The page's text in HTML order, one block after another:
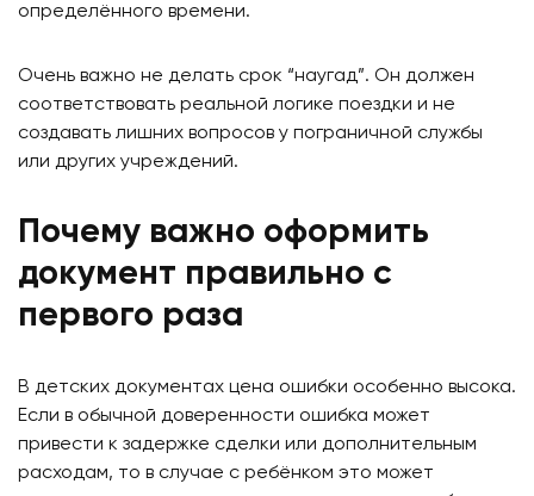
определённого времени.
Очень важно не делать срок “наугад”. Он должен
соответствовать реальной логике поездки и не
создавать лишних вопросов у пограничной службы
или других учреждений.
Почему важно оформить
документ правильно с
первого раза
В детских документах цена ошибки особенно высока.
Если в обычной доверенности ошибка может
привести к задержке сделки или дополнительным
расходам, то в случае с ребёнком это может